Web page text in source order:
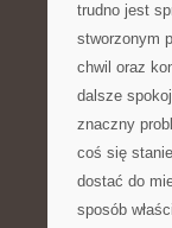
trudno jest
stworzonym
chwil oraz
dalsze
znaczny
coś się
dostać do
sposób